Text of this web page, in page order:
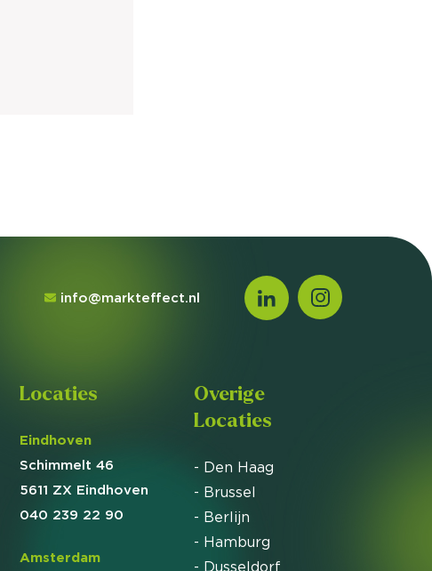
info@markteffect.nl
Locaties
Eindhoven
Schimmelt 46
5611 ZX Eindhoven
040 239 22 90
Amsterdam
Overige
Locaties
- Den Haag
- Brussel
- Berlijn
- Hamburg
- Dusseldorf